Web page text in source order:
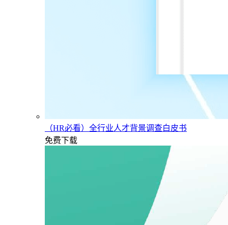
（HR必看）全行业人才背景调查白皮书
免费下载